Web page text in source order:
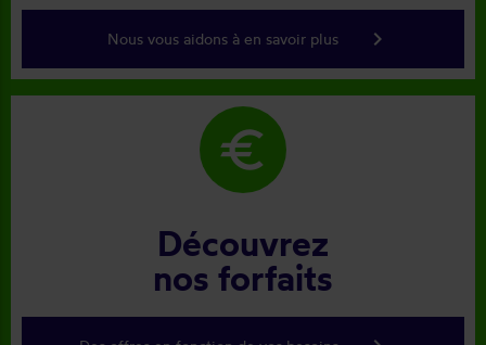
Nous vous aidons à en savoir plus keyboard_arrow_right
euro
Découvrez
nos forfaits